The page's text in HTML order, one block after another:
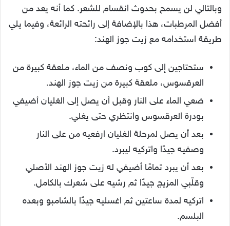
وبالتالي لن يسمح بحدوث انقسام للشعر. كما أنه يعد من
أفضل المرطبات، هذا بالإضافة إلى رائحته الرائعة، وفيما يلي
طريقة استخدامه مع زيت جوز الهند:
ستحتاجين إلى كوب ونصف من الماء، ملعقة كبيرة من
العرقسوس، ملعقة كبيرة من زيت جوز الهند.
ضعي الماء على النار وقبل أن يصل إلى الغليان أضيفي
بودرة العرقسوس وانتظري حتى يغلي.
بعد أن يصل لمرحلة الغليان ارفعيه من على النار
وصفيه جيدًا واتركيه ليبرد.
بعد أن يبرد تمامًا أضيفي له زيت جوز الهند الأصلي
وقلّبي المزيج جيدًا ثم رشيه على شعرك بالكامل.
اتركيه لمدة ساعتين ثم اغسليه جيدًا بالشامبو وبعده
البلسم.